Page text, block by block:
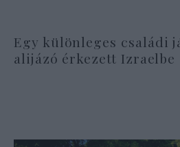
Egy különleges családi
alijázó érkezett Izraelbe